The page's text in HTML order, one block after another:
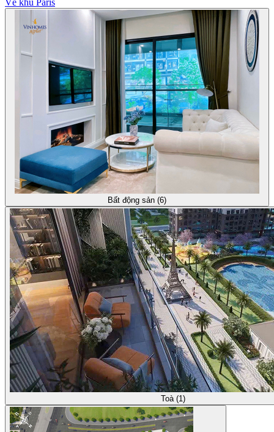
Về khu Paris
Bất động sản (6)
Toà (1)